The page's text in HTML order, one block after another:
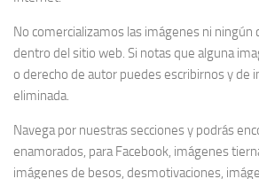
No comercializamos las imágenes ni
dentro del sitio web. Si notas que alguna
o derecho de autor puedes escribirnos y de
eliminada.
Navega por nuestras secciones y podrás
enamorados, para Facebook, imágenes
imágenes de besos, desmotivaciones,